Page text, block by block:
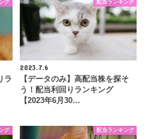
グ
ラ
配当ランキング
2023.7.6
【データのみ】高配当株を探そ
う！配当利回りランキング
【2023年6月30…
グ 配当ランキング